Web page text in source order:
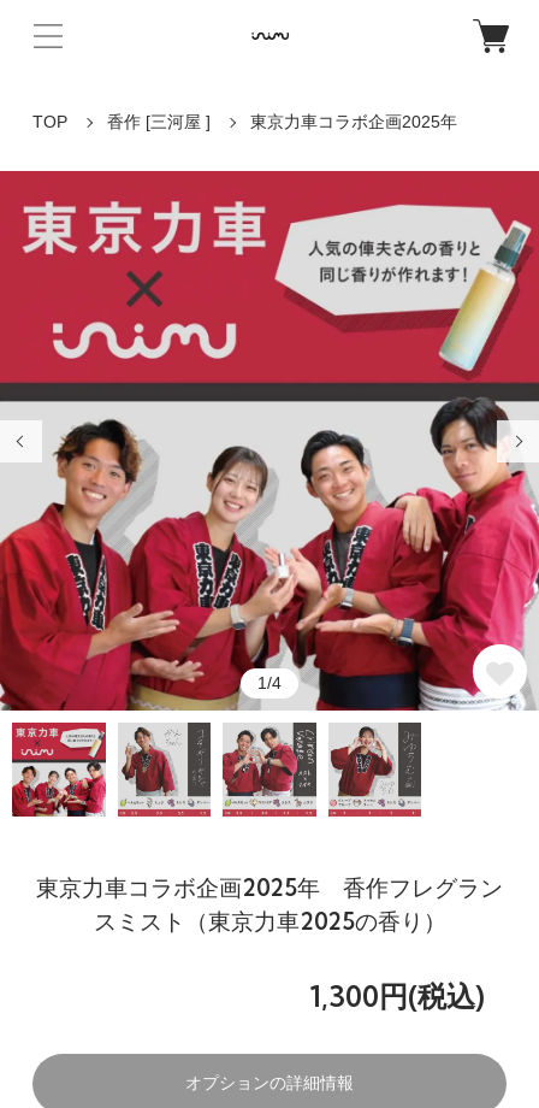
TOP 香作 [三河屋 ] 東京力車コラボ企画2025年
1/4
東京力車コラボ企画2025年 香作フレグラン
スミスト（東京力車2025の香り）
1,300円(税込)
オプションの詳細情報